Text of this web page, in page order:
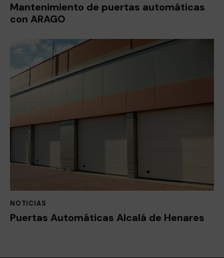
Mantenimiento de puertas automáticas
con ARAGO
NOTICIAS
Puertas Automáticas Alcalá de Henares